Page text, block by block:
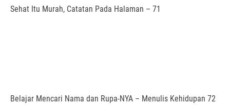
Sehat Itu Murah, Catatan Pada Halaman – 71
Belajar Mencari Nama dan Rupa-NYA – Menulis Kehidupan 72